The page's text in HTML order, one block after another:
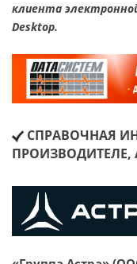
клиента
Desktop.
СПРАВОЧНАЯ
ПРОИЗВОДИТЕЛЕ,